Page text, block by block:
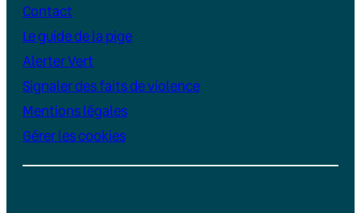
Contact
Le guide de la pige
Alerter Vert
Signaler des faits de violence
Mentions légales
Gérer les cookies